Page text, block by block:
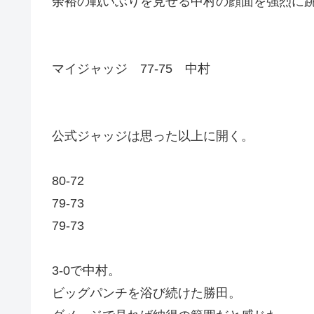
マイジャッジ 77-75 中村
公式ジャッジは思った以上に開く。
80-72
79-73
79-73
3-0で中村。
ビッグパンチを浴び続けた勝田。